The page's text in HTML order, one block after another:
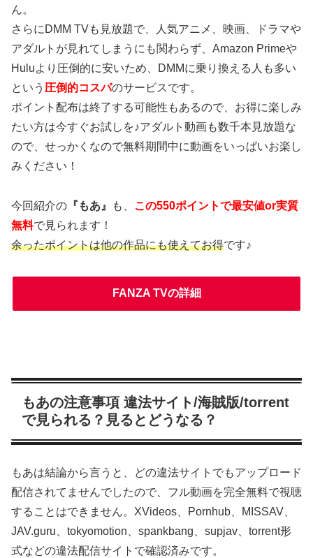
ん。
さらにDMM TVも見放題で、人気アニメ、映画、ドラマや
アダルトが見れてしまうにも関わらず、Amazon Primeや
Huluより圧倒的に安いため、DMMに乗り換える人も多い
という 圧倒的コスパのサービスです。
ポイント配布は終了する可能性もあるので、お得に楽しみ
たい方は今すぐお試しを♪アダルト動画も数千本見放題な
ので、せっかくなので無料期間中に動画をいっぱいお楽し
みください！
今回紹介の 『もあ』 も、 この550ポイントで最安値or実質
無料で見られます！
余ったポイントは他の作品にも使えてお得です♪
FANZA TVの詳細
もあの注意事項 違法サイト/海賊版/torrent
で見られる？見るとどうなる？
もあは結論から言うと、どの違法サイトでもアップロード
配信されてませんでしたので、フル動画を完全無料で視聴
することはできません。XVideos、Pornhub、MISSAV、
JAV.guru、tokyomotion、spankbang、supjav、torrent形
式などの違法配信サイトで確認済みです。